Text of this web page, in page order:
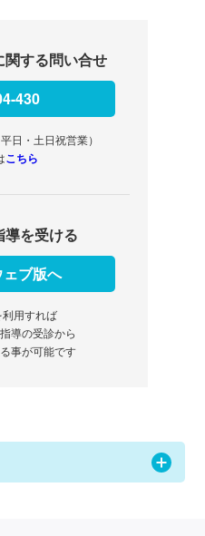
する問い合せ
430
日・土日祝営業）
こちら
導を受ける
ブ版へ
利用すれば
導の受診から
事が可能です